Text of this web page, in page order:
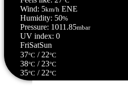
Wind: 5km/h ENE
Humidity: 50%
Pressure: 1011.85mbar
UV index: 0
FriSatSun
37°C / 22°C
38°C / 23°C
35°C / 22°C